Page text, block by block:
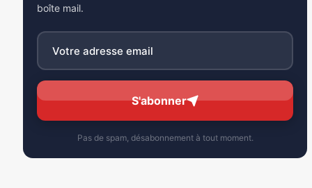
boîte mail.
S'abonner
Pas de spam, désabonnement à tout moment.